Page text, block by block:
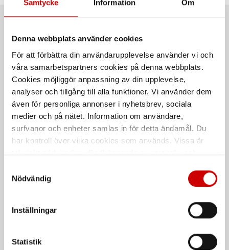
Samtycke Information Om
Denna webbplats använder cookies
För att förbättra din användarupplevelse använder vi och
våra samarbetspartners cookies på denna webbplats.
Cookies möjliggör anpassning av din upplevelse,
analyser och tillgång till alla funktioner. Vi använder dem
även för personliga annonser i nyhetsbrev, sociala
medier och på nätet. Information om användare,
surfvanor och enheter samlas in för detta ändamål. Du
har kontroll över vilka cookies som används. Vissa är
tekniskt nödvändiga. Godkännande av statistik- och
länder utanför EU med olika dataskyddsnormer. Genom
att godkänna samtycker du till sådana överföringar. Läs
Nödvändig
Inställningar
Statistik
APC 2 Jacka Multinorm
polyamid, 5% aramid, 1% antistat
Flamskyddad ID-